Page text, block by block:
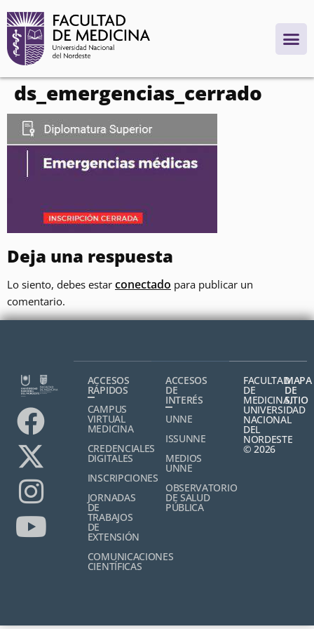
contenido
ds_emergencias_cerrado
Deja una respuesta
Lo siento, debes estar conectado para publicar un
comentario.
ACCESOS
RÁPIDOS
CAMPUS
VIRTUAL
MEDICINA
CREDENCIALES
DIGITALES
INSCRIPCIONES
JORNADAS
DE
TRABAJOS
DE
EXTENSIÓN
COMUNICACIONES
CIENTÍFICAS
ACCESOS
DE
INTERÉS
UNNE
ISSUNNE
MEDIOS
UNNE
OBSERVATORIO
DE SALUD
PÚBLICA
FACULTAD
DE
MEDICINA,
UNIVERSIDAD
NACIONAL
DEL
NORDESTE
© 2026
MAPA
DE
SITIO